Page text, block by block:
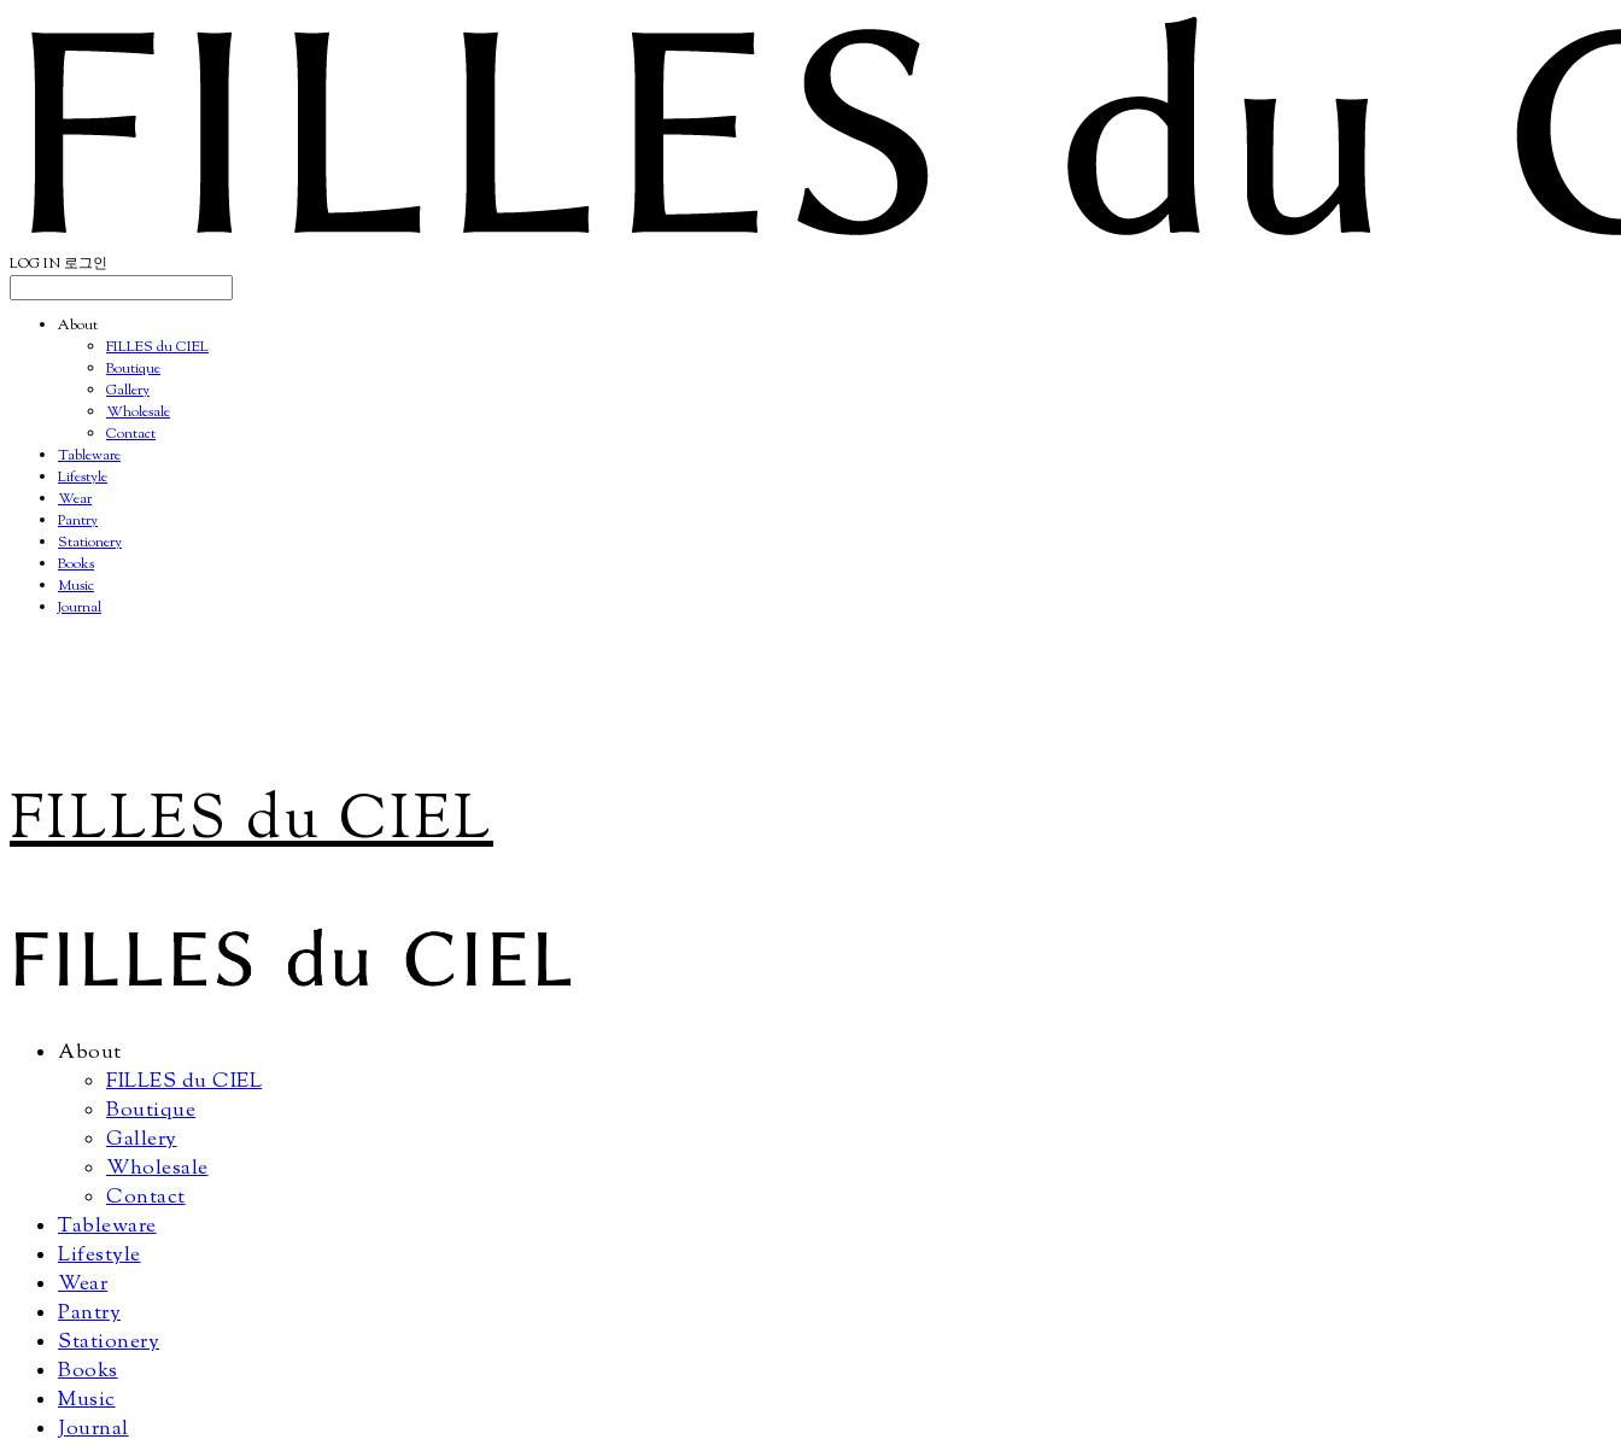
LOG IN 로그인
About
FILLES du CIEL
Boutique
Gallery
Wholesale
Contact
Tableware
Lifestyle
Wear
Pantry
Stationery
Books
Music
Journal
FILLES du CIEL
About
FILLES du CIEL
Boutique
Gallery
Wholesale
Contact
Tableware
Lifestyle
Wear
Pantry
Stationery
Books
Music
Journal